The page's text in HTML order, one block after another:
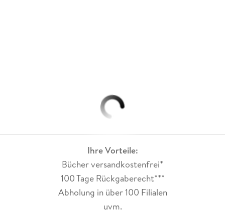
Ihre Vorteile:
Bücher versandkostenfrei*
100 Tage Rückgaberecht***
Abholung in über 100 Filialen
uvm.